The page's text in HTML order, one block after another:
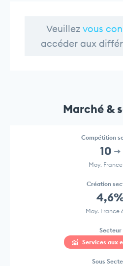
Veuillez vous
accéder aux
Marché &
Compétition
10
Moy.
Création
Moy. France
Secteur
Services aux
Sous